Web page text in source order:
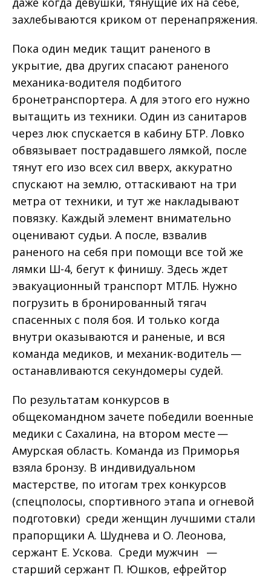
захлебываются криком от перенапряжения.
Пока один медик тащит раненого в
укрытие, два других спасают раненого
механика-водителя подбитого
бронетранспортера. А для этого его нужно
вытащить из техники. Один из санитаров
через люк спускается в кабину БТР. Ловко
обвязывает пострадавшего лямкой, после
тянут его изо всех сил вверх, аккуратно
спускают на землю, оттаскивают на три
метра от техники, и тут же накладывают
повязку. Каждый элемент внимательно
оценивают судьи. А после, взвалив
раненого на себя при помощи все той же
лямки Ш-4, бегут к финишу. Здесь ждет
эвакуационный транспорт МТЛБ. Нужно
погрузить в бронированный тягач
спасенных с поля боя. И только когда
внутри оказываются и раненые, и вся
команда медиков, и механик-водитель —
останавливаются секундомеры судей.
По результатам конкурсов в
общекомандном зачете победили военные
медики с Сахалина, на втором месте —
Амурская область. Команда из Приморья
взяла бронзу. В индивидуальном
мастерстве, по итогам трех конкурсов
(спецполосы, спортивного этапа и огневой
подготовки) среди женщин лучшими стали
прапорщики А. Шуднева и О. Леонова,
сержант Е. Ускова. Среди мужчин —
старший сержант П. Юшков, ефрейтор